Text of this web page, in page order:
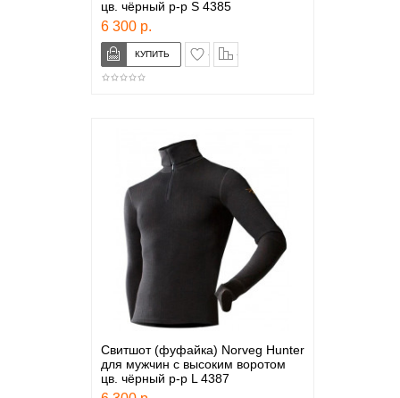
цв. чёрный р-р S 4385
6 300 р.
в закладки
Свитшот (фуфайка) Norveg Hunter
для мужчин с высоким воротом
цв. чёрный р-р L 4387